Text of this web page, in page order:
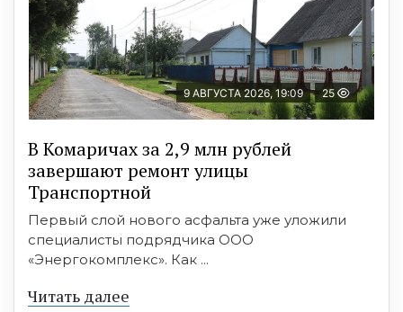
9 АВГУСТА 2026, 19:09 25
В Комаричах за 2,9 млн рублей
завершают ремонт улицы
Транспортной
Первый слой нового асфальта уже уложили
специалисты подрядчика ООО
«Энергокомплекс». Как ...
Читать далее